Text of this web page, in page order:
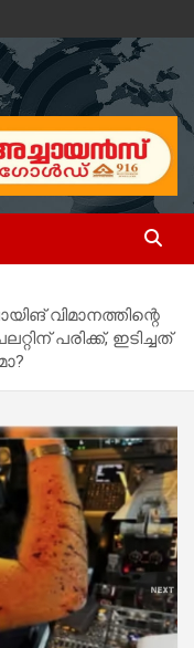
വിമാനത്തിന്റെ
പരിക്ക്, ഇടിച്ചത്